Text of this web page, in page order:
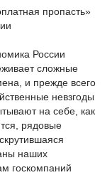
пропасть»
России
сложные
и прежде всего
невзгоды
на себе, как
рядовые
наших
госкомпаний